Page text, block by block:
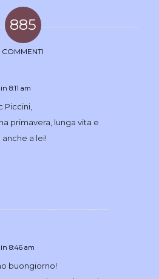
885
COMMENTI
8:11 am
Piccini,
primavera, lunga vita e
a lei!
in 8:46 am
buongiorno!